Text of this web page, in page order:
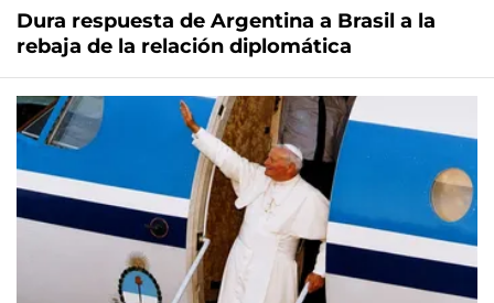
Dura respuesta de Argentina a Brasil a la
rebaja de la relación diplomática